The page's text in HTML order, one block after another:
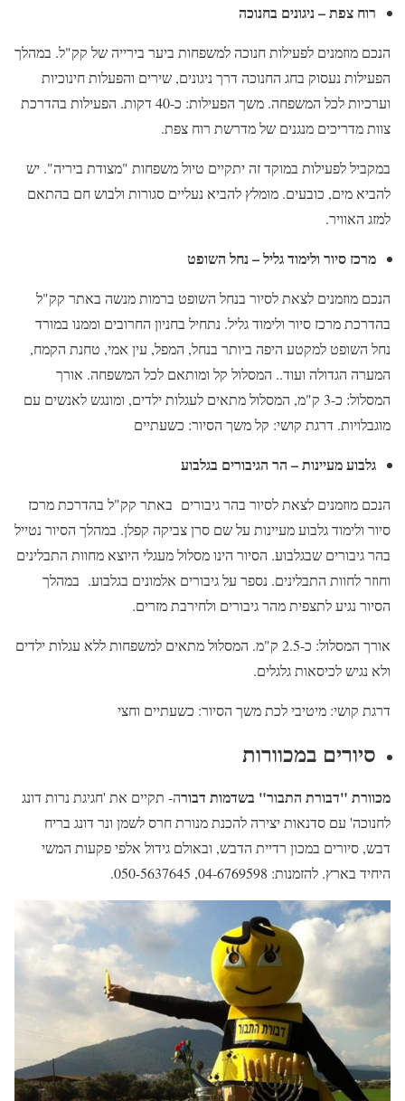
רוח צפת – ניגונים בחנוכה
הנכם מוזמנים לפעילות חנוכה למשפחות ביער בירייה של קק"ל. במהלך
הפעילות נעסוק בחג החנוכה דרך ניגונים, שירים והפעלות חינוכיות
וערכיות לכל המשפחה. משך הפעילות: כ-40 דקות. הפעילות בהדרכת
צוות מדריכים מנגנים של מדרשת רוח צפת.
במקביל לפעילות במוקד זה יתקיים טיול משפחות "מצודת ביריה". יש
להביא מים, כובעים. מומלץ להביא נעליים סגורות ולבוש חם בהתאם
למזג האוויר.
מרכז סיור ולימוד גליל – נחל השופט
הנכם מוזמנים לצאת לסיור בנחל השופט ברמות מנשה באתר קק"ל
בהדרכת מרכז סיור ולימוד גליל. נתחיל בחניון החרובים וממנו במורד
נחל השופט למקטע היפה ביותר בנחל, המפל, עין אמי, טחנת הקמח,
המערה הגדולה ועוד.. המסלול קל ומותאם לכל המשפחה. אורך
המסלול: כ-3 ק"מ, המסלול מתאים לעגלות ילדים, ומונגש לאנשים עם
מוגבלויות. דרגת קושי: קל משך הסיור: כשעתיים
גלבוע מעיינות – הר הגיבורים בגלבוע
הנכם מוזמנים לצאת לסיור בהר גיבורים באתר קק"ל בהדרכת מרכז
סיור ולימוד גלבוע מעיינות על שם סרן צביקה קפלן. במהלך הסיור נטייל
בהר גיבורים שבגלבוע. הסיור הינו מסלול מעגלי היוצא מחוות התבלינים
וחוזר לחוות התבלינים. נספר על גיבורים אלמונים בגלבוע. במהלך
הסיור נגיע לתצפית מהר גיבורים ולחירבת מזרים.
אורך המסלול: כ-2.5 ק"מ. המסלול מתאים למשפחות ללא עגלות ילדים
ולא נגיש לכיסאות גלגלים.
דרגת קושי: מיטיבי לכת משך הסיור: כשעתיים וחצי
סיורים במכוורות
מכוורת "דבורת התבור" בשדמות דבורה- תקיים את 'חגיגת נרות דונג
לחנוכה' עם סדנאות יצירה להכנת מנורת חרס לשמן ונר דונג בריח
דבש, סיורים במכון רדיית הדבש, ובאולם גידול אלפי פקעות המשי
היחיד בארץ. להזמנות: 04-6769598, 050-5637645.